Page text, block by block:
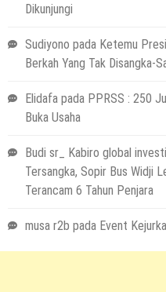
Dikunjungi
Sudiyono pada Ketemu
Berkah Yang Tak Disangka-
Elidafa pada PPRSS : 250
Buka Usaha
Budi sr_ Kabiro global
Tersangka, Sopir Bus Widji
Terancam 6 Tahun Penjara
musa r2b pada Event